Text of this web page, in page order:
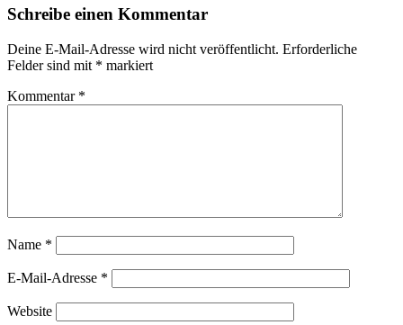
Schreibe einen Kommentar
Deine E-Mail-Adresse wird nicht veröffentlicht. Erforderliche
Felder sind mit * markiert
Kommentar *
Name *
E-Mail-Adresse *
Website